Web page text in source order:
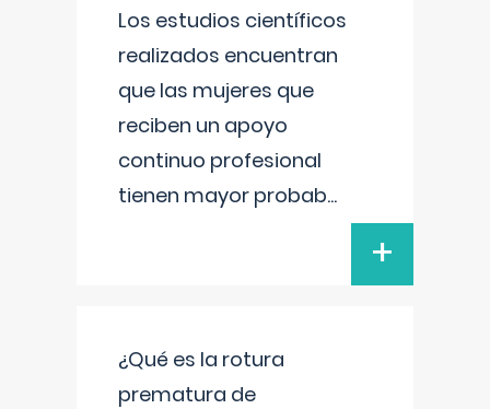
Los estudios científicos
realizados encuentran
que las mujeres que
reciben un apoyo
continuo profesional
tienen mayor probab...
+
¿Qué es la rotura
prematura de